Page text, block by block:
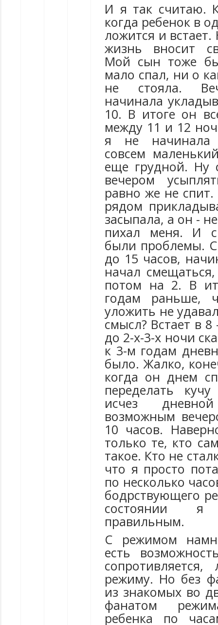
И я так считаю.
когда ребенок в
ложится и
жизнь вносит
Мой сын тоже
мало спал, ни о
не стояла.
начинала
10. В итоге он
между 11 и 12
я не начинала
совсем
еще грудной. Ну
вечером
равно же не
рядом
засыпала, а он -
пихал меня. И
были проблемы.
до 15 часов,
начал
потом на 2. В
годам раньше,
уложить не
смысл? Встает в
до 2-х-3-х ночи
к 3-м годам
было. Жалко,
когда он днем
переделать
исчез
возможным
10 часов.
только те, кто
такое. Кто не
что я просто
по несколько
бодрствующего
состоянии
правильным.
С режимом
есть
режиму. Но без
из знакомых во
фанатом
ребенка по